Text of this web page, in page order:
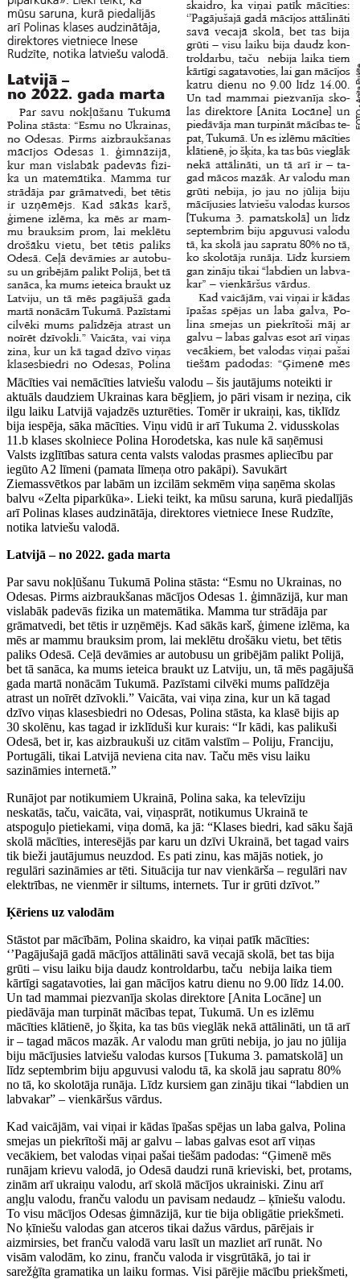
Mācīties vai nemācīties latviešu valodu – šis jautājums noteikti ir
aktuāls daudziem Ukrainas kara bēgļiem, jo pāri visam ir neziņa, cik
ilgu laiku Latvijā vajadzēs uzturēties. Tomēr ir ukraiņi, kas, tiklīdz
bija iespēja, sāka mācīties. Viņu vidū ir arī Tukuma 2. vidusskolas
11.b klases skolniece Polina Horodetska, kas nule kā saņēmusi
Valsts izglītības satura centa valsts valodas prasmes apliecību par
iegūto A2 līmeni (pamata līmeņa otro pakāpi). Savukārt
Ziemassvētkos par labām un izcilām sekmēm viņa saņēma skolas
balvu «Zelta piparkūka». Lieki teikt, ka mūsu saruna, kurā piedalījās
arī Polinas klases audzinātāja, direktores vietniece Inese Rudzīte,
notika latviešu valodā.
Latvijā – no 2022. gada marta
Par savu nokļūšanu Tukumā Polina stāsta: “Esmu no Ukrainas, no
Odesas. Pirms aizbraukšanas mācījos Odesas 1. ģimnāzijā, kur man
vislabāk padevās fizika un matemātika. Mamma tur strādāja par
grāmatvedi, bet tētis ir uzņēmējs. Kad sākās karš, ģimene izlēma, ka
mēs ar mammu brauksim prom, lai meklētu drošāku vietu, bet tētis
paliks Odesā. Ceļā devāmies ar autobusu un gribējām palikt Polijā,
bet tā sanāca, ka mums ieteica braukt uz Latviju, un, tā mēs pagājušā
gada martā nonācām Tukumā. Pazīstami cilvēki mums palīdzēja
atrast un noīrēt dzīvokli.” Vaicāta, vai viņa zina, kur un kā tagad
dzīvo viņas klasesbiedri no Odesas, Polina stāsta, ka klasē bijis ap
30 skolēnu, kas tagad ir izklīduši kur kurais: “Ir kādi, kas palikuši
Odesā, bet ir, kas aizbraukuši uz citām valstīm – Poliju, Franciju,
Portugāli, tikai Latvijā neviena cita nav. Taču mēs visu laiku
sazināmies internetā.”
Runājot par notikumiem Ukrainā, Polina saka, ka televīziju
neskatās, taču, vaicāta, vai, viņasprāt, notikumus Ukrainā te
atspoguļo pietiekami, viņa domā, ka jā: “Klases biedri, kad sāku šajā
skolā mācīties, interesējās par karu un dzīvi Ukrainā, bet tagad vairs
tik bieži jautājumus neuzdod. Es pati zinu, kas mājās notiek, jo
regulāri sazināmies ar tēti. Situācija tur nav vienkārša – regulāri nav
elektrības, ne vienmēr ir siltums, internets. Tur ir grūti dzīvot.”
Ķēriens uz valodām
Stāstot par mācībām, Polina skaidro, ka viņai patīk mācīties:
‘’Pagājušajā gadā mācījos attālināti savā vecajā skolā, bet tas bija
grūti – visu laiku bija daudz kontroldarbu, taču nebija laika tiem
kārtīgi sagatavoties, lai gan mācījos katru dienu no 9.00 līdz 14.00.
Un tad mammai piezvanīja skolas direktore [Anita Locāne] un
piedāvāja man turpināt mācības tepat, Tukumā. Un es izlēmu
mācīties klātienē, jo šķita, ka tas būs vieglāk nekā attālināti, un tā arī
ir – tagad mācos mazāk. Ar valodu man grūti nebija, jo jau no jūlija
biju mācījusies latviešu valodas kursos [Tukuma 3. pamatskolā] un
līdz septembrim biju apguvusi valodu tā, ka skolā jau sapratu 80%
no tā, ko skolotāja runāja. Līdz kursiem gan zināju tikai “labdien un
labvakar” – vienkāršus vārdus.
Kad vaicājām, vai viņai ir kādas īpašas spējas un laba galva, Polina
smejas un piekrītoši māj ar galvu – labas galvas esot arī viņas
vecākiem, bet valodas viņai pašai tiešām padodas: “Ģimenē mēs
runājam krievu valodā, jo Odesā daudzi runā krieviski, bet, protams,
zinām arī ukraiņu valodu, arī skolā mācījos ukrainiski. Zinu arī
angļu valodu, franču valodu un pavisam nedaudz – ķīniešu valodu.
To visu mācījos Odesas ģimnāzijā, kur tie bija obligātie priekšmeti.
No ķīniešu valodas gan atceros tikai dažus vārdus, pārējais ir
aizmirsies, bet franču valodā varu lasīt un mazliet arī runāt. No
visām valodām, ko zinu, franču valoda ir visgrūtākā, jo tai ir
sarežģīta gramatika un laiku formas. Visi pārējie mācību priekšmeti,